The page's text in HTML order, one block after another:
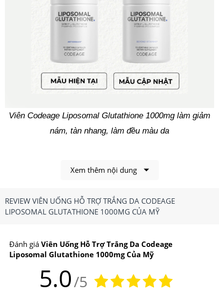
Viên Codeage Liposomal Glutathione 1000mg làm giảm
nám, tàn nhang, làm đều màu da
Công dụng chính của Viên Uống Hỗ Trợ Trắng Da
Đối với làn da:
-Giúp làm giảm nám, tàn nhang, làm đều màu da
-Ức chế sản sinh melanin gây sạm da, vết thâm,...
Xem thêm nội dung
REVIEW VIÊN UỐNG HỖ TRỢ TRẮNG DA CODEAGE
LIPOSOMAL GLUTATHIONE 1000MG CỦA MỸ
Đánh giá Viên Uống Hỗ Trợ Trắng Da Codeage
Liposomal Glutathione 1000mg Của Mỹ
5.0/5